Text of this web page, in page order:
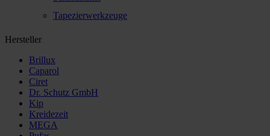
Tapezierwerkzeuge
Hersteller
Brillux
Caparol
Ciret
Dr. Schutz GmbH
Kip
Kreidezeit
MEGA